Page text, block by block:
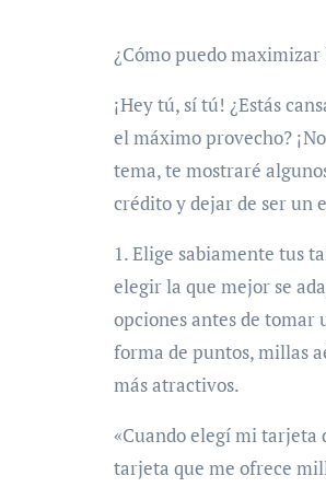
¿Cómo puedo
¡Hey tú, sí tú! ¿Estás
el máximo provecho?
tema, te mostraré
crédito y dejar de ser un
1. Elige sabiamente tus
elegir la que mejor se
opciones antes de tomar
forma de puntos, millas
más atractivos.
«Cuando elegí mi tarjeta
tarjeta que me ofrece